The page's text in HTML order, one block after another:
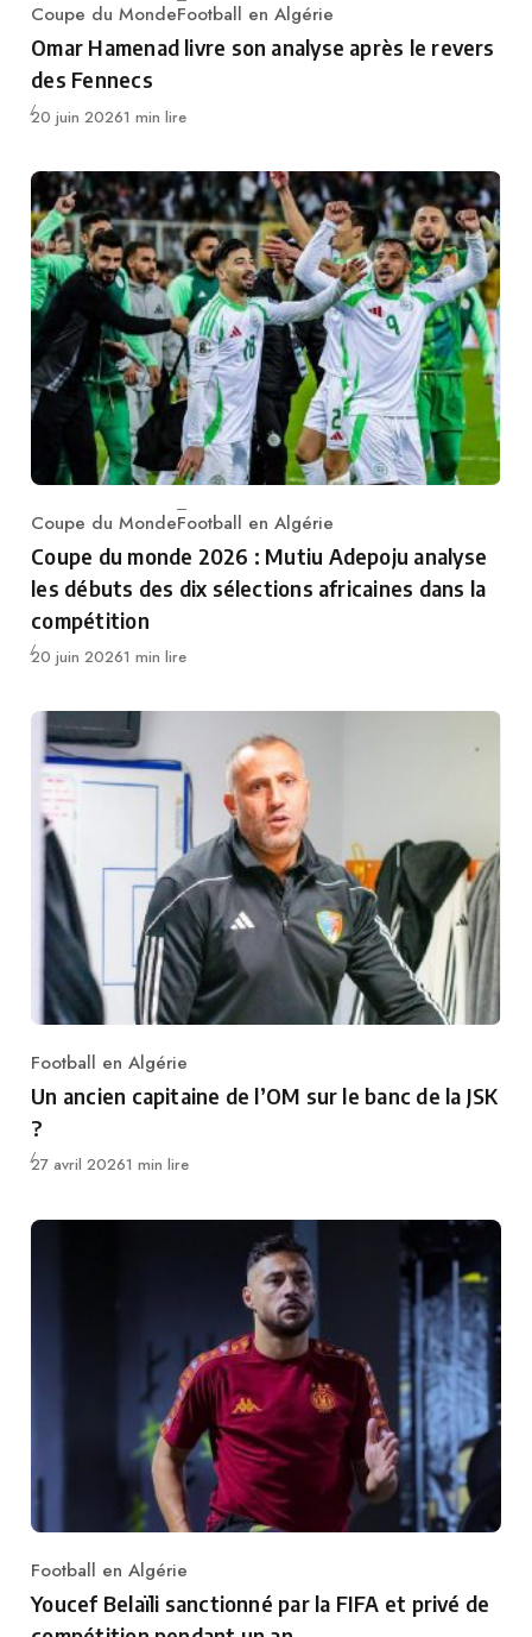
Category
Coupe du MondeFootball en Algérie
Omar Hamenad livre son analyse après le revers
des Fennecs
Publié
20 juin 20261 min lire
Category
Coupe du MondeFootball en Algérie
Coupe du monde 2026 : Mutiu Adepoju analyse
les débuts des dix sélections africaines dans la
compétition
Publié
20 juin 20261 min lire
Category
Football en Algérie
Un ancien capitaine de l’OM sur le banc de la JSK
?
Publié
27 avril 20261 min lire
Category
Football en Algérie
Youcef Belaïli sanctionné par la FIFA et privé de